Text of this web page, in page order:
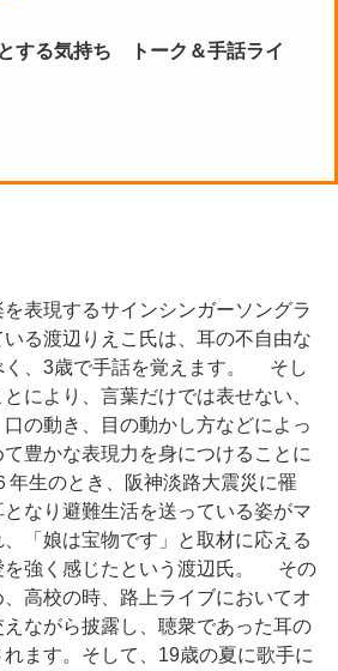
する気持ち トーク＆手話ライ
表現するサインシンガーソングラ
る渡辺りえこ氏は、耳の不自由な
く、3歳で手話を覚えます。 そし
により、言葉だけでは表せない、
の動き、目の動かし方などによっ
豊かな表現力を身につけることに
生のとき、阪神淡路大震災に罹
なり避難生活を送っている姿がマ
「娘は宝物です」と取材に応える
を強く感じたという渡辺氏。 その
高校の時、路上ライブにおいてオ
ながら披露し、聴衆であった耳の
ます。そして、19歳の夏に歌手に